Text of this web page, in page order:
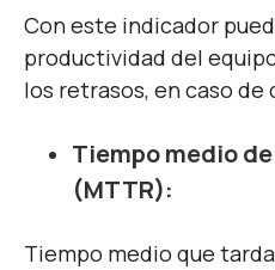
Con este indicador
productividad del
los retrasos, en caso de
Tiempo medio
(MTTR):
Tiempo medio que